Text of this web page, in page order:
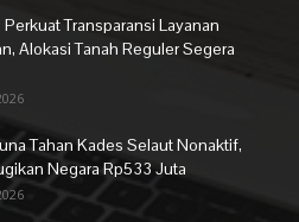
Transparansi Layanan
Alokasi Tanah Reguler Segera
Tahan Kades Selaut Nonaktif,
Negara Rp533 Juta